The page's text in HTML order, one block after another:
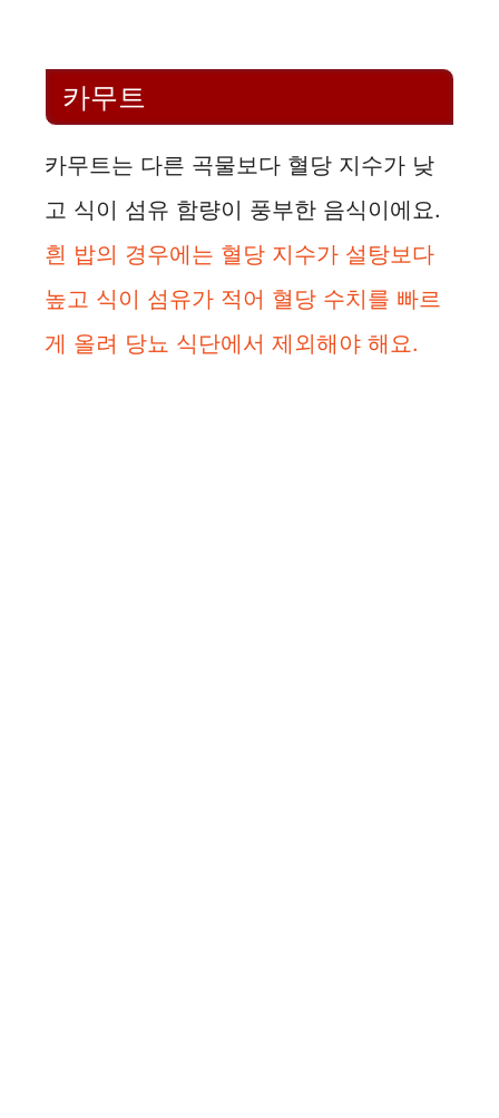
카무트
카무트는 다른 곡물보다 혈당 지수가 낮
고 식이 섬유 함량이 풍부한 음식이에요.
흰 밥의 경우에는 혈당 지수가 설탕보다
높고 식이 섬유가 적어 혈당 수치를 빠르
게 올려 당뇨 식단에서 제외해야 해요.